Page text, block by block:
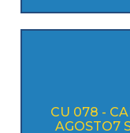
CU 078 -
AGOSTO7